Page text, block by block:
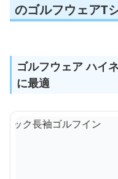
のゴルフウェアT
ゴルフウェア ハイ
に最適